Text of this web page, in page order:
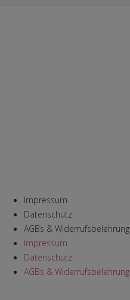
Impressum
Datenschutz
AGBs & Widerrufsbelehrung
Impressum
Datenschutz
AGBs & Widerrufsbelehrung